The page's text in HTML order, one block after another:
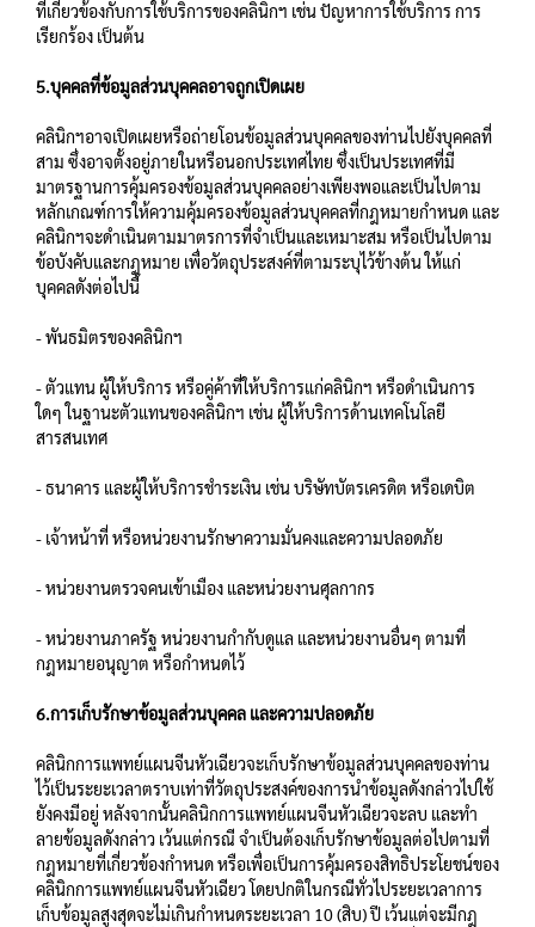
ที่เกี่ยวข้องกับการใช้บริการของคลินิกฯ เช่น ปัญหาการใช้บริการ การ
เรียกร้อง เป็นต้น
5.บุคคลที่ข้อมูลส่วนบุคคลอาจถูกเปิดเผย
คลินิกฯอาจเปิดเผยหรือถ่ายโอนข้อมูลส่วนบุคคลของท่านไปยังบุคคลที่
สาม ซึ่งอาจตั้งอยู่ภายในหรือนอกประเทศไทย ซึ่งเป็นประเทศที่มี
มาตรฐานการคุ้มครองข้อมูลส่วนบุคคลอย่างเพียงพอและเป็นไปตาม
หลักเกณฑ์การให้ความคุ้มครองข้อมูลส่วนบุคคลที่กฎหมายกำหนด และ
คลินิกฯจะดำเนินตามมาตรการที่จำเป็นและเหมาะสม หรือเป็นไปตาม
ข้อบังคับและกฎหมาย เพื่อวัตถุประสงค์ที่ตามระบุไว้ข้างต้น ให้แก่
บุคคลดังต่อไปนี้
- พันธมิตรของคลินิกฯ
- ตัวแทน ผู้ให้บริการ หรือคู่ค้าที่ให้บริการแก่คลินิกฯ หรือดำเนินการ
ใดๆ ในฐานะตัวแทนของคลินิกฯ เช่น ผู้ให้บริการด้านเทคโนโลยี
สารสนเทศ
- ธนาคาร และผู้ให้บริการชำระเงิน เช่น บริษัทบัตรเครดิต หรือเดบิต
- เจ้าหน้าที่ หรือหน่วยงานรักษาความมั่นคงและความปลอดภัย
- หน่วยงานตรวจคนเข้าเมือง และหน่วยงานศุลกากร
- หน่วยงานภาครัฐ หน่วยงานกำกับดูแล และหน่วยงานอื่นๆ ตามที่
กฎหมายอนุญาต หรือกำหนดไว้
6.การเก็บรักษาข้อมูลส่วนบุคคล และความปลอดภัย
คลินิกการแพทย์แผนจีนหัวเฉียวจะเก็บรักษาข้อมูลส่วนบุคคลของท่าน
ไว้เป็นระยะเวลาตราบเท่าที่วัตถุประสงค์ของการนําข้อมูลดังกล่าวไปใช้
ยังคงมีอยู่ หลังจากนั้นคลินิกการแพทย์แผนจีนหัวเฉียวจะลบ และทํา
ลายข้อมูลดังกล่าว เว้นแต่กรณี จําเป็นต้องเก็บรักษาข้อมูลต่อไปตามที่
กฎหมายที่เกี่ยวข้องกําหนด หรือเพื่อเป็นการคุ้มครองสิทธิประโยชน์ของ
คลินิกการแพทย์แผนจีนหัวเฉียว โดยปกติในกรณีทั่วไประยะเวลาการ
เก็บข้อมูลสูงสุดจะไม่เกินกําหนดระยะเวลา 10 (สิบ) ปี เว้นแต่จะมีกฎ